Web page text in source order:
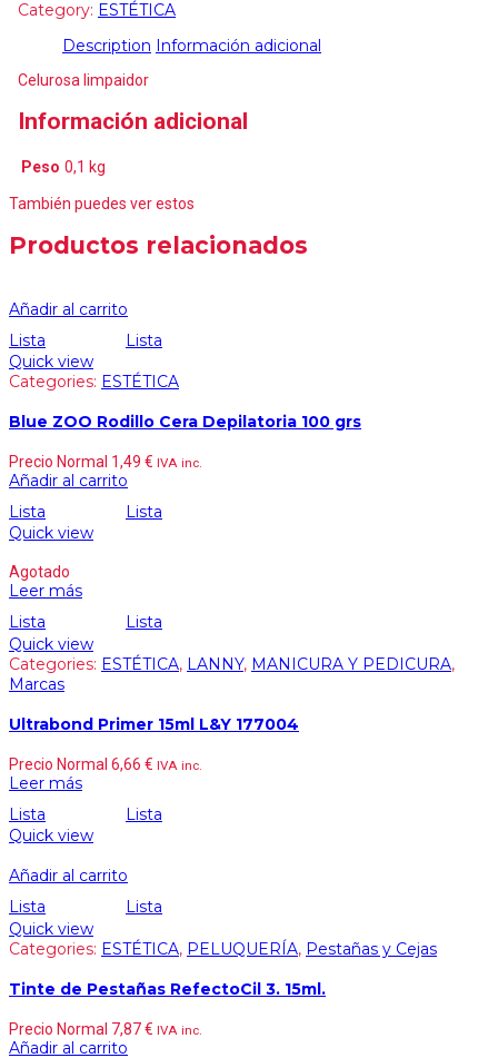
Category: ESTÉTICA
Description Información adicional
Celurosa limpaidor
Información adicional
Peso 0,1 kg
También puedes ver estos
Productos relacionados
Añadir al carrito
Lista
Lista
Quick view
Categories: ESTÉTICA
Blue ZOO Rodillo Cera Depilatoria 100 grs
Precio Normal 1,49 € IVA inc.
Añadir al carrito
Lista
Lista
Quick view
Agotado
Leer más
Lista
Lista
Quick view
Categories: ESTÉTICA, LANNY, MANICURA Y PEDICURA,
Marcas
Ultrabond Primer 15ml L&Y 177004
Precio Normal 6,66 € IVA inc.
Leer más
Lista
Lista
Quick view
Añadir al carrito
Lista
Lista
Quick view
Categories: ESTÉTICA, PELUQUERÍA, Pestañas y Cejas
Tinte de Pestañas RefectoCil 3. 15ml.
Precio Normal 7,87€ IVA inc.
Añadir al carrito